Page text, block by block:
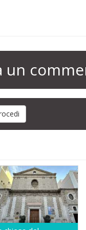
un